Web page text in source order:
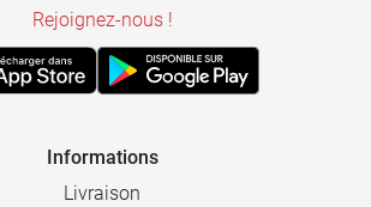
Rejoignez-nous !
Informations
Livraison